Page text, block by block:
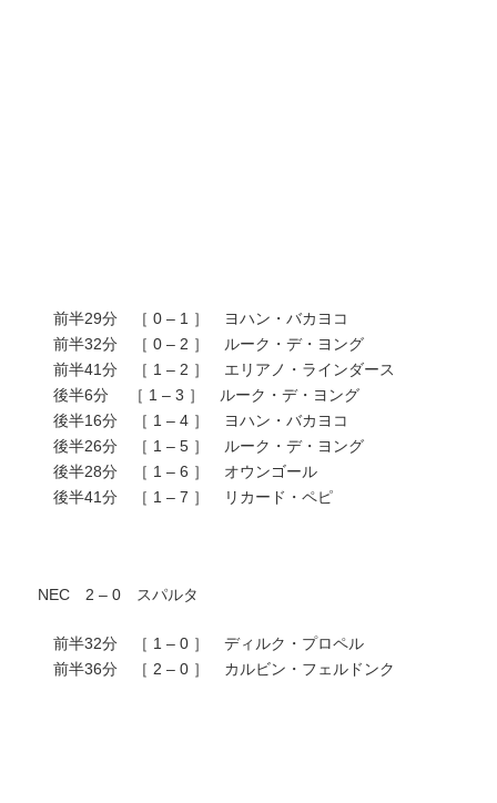
前半29分 ［ 0 – 1 ］ ヨハン・バカヨコ
前半32分 ［ 0 – 2 ］ ルーク・デ・ヨング
前半41分 ［ 1 – 2 ］ エリアノ・ラインダース
後半6分 ［ 1 – 3 ］ ルーク・デ・ヨング
後半16分 ［ 1 – 4 ］ ヨハン・バカヨコ
後半26分 ［ 1 – 5 ］ ルーク・デ・ヨング
後半28分 ［ 1 – 6 ］ オウンゴール
後半41分 ［ 1 – 7 ］ リカード・ペピ
NEC 2 – 0 スパルタ
前半32分 ［ 1 – 0 ］ ディルク・プロペル
前半36分 ［ 2 – 0 ］ カルビン・フェルドンク